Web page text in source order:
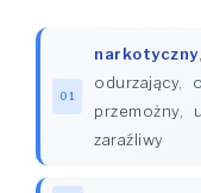
01
narkotyczny,
odurzający,
przemożny,
zaraźliwy